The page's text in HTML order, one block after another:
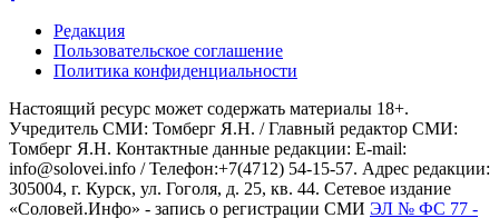
Редакция
Пользовательское соглашение
Политика конфиденциальности
Настоящий ресурс может содержать материалы 18+.
Учредитель СМИ: Томберг Я.Н. / Главный редактор СМИ:
Томберг Я.Н. Контактные данные редакции: E-mail:
info@solovei.info / Телефон:+7(4712) 54-15-57. Адрес редакции:
305004, г. Курск, ул. Гоголя, д. 25, кв. 44. Сетевое издание
«Соловей.Инфо» - запись о регистрации СМИ ЭЛ № ФС 77 -